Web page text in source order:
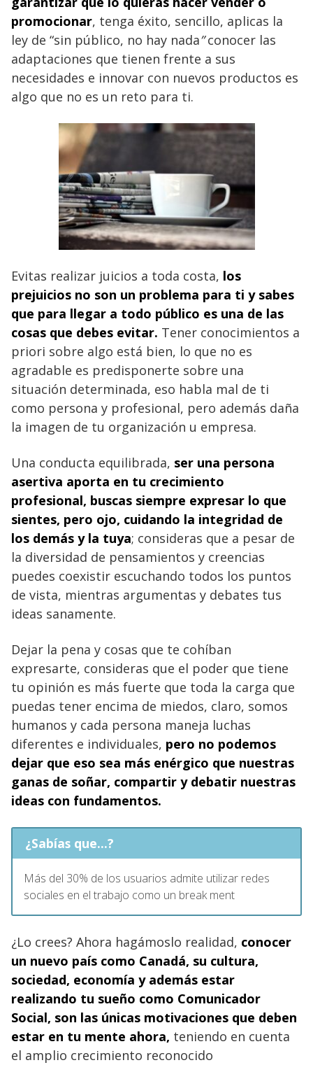
promocionar, tenga éxito, sencillo, aplicas la
ley de “sin público, no hay nada”conocer las
adaptaciones que tienen frente a sus
necesidades e innovar con nuevos productos es
algo que no es un reto para ti.
Evitas realizar juicios a toda costa, los
prejuicios no son un problema para ti y sabes
que para llegar a todo público es una de las
cosas que debes evitar. Tener conocimientos a
priori sobre algo está bien, lo que no es
agradable es predisponerte sobre una
situación determinada, eso habla mal de ti
como persona y profesional, pero además daña
la imagen de tu organización u empresa.
Una conducta equilibrada, ser una persona
asertiva aporta en tu crecimiento
profesional, buscas siempre expresar lo que
sientes, pero ojo, cuidando la integridad de
los demás y la tuya; consideras que a pesar de
la diversidad de pensamientos y creencias
puedes coexistir escuchando todos los puntos
de vista, mientras argumentas y debates tus
ideas sanamente.
Dejar la pena y cosas que te cohíban
expresarte, consideras que el poder que tiene
tu opinión es más fuerte que toda la carga que
puedas tener encima de miedos, claro, somos
humanos y cada persona maneja luchas
diferentes e individuales, pero no podemos
dejar que eso sea más enérgico que nuestras
ganas de soñar, compartir y debatir nuestras
ideas con fundamentos.
¿Sabías que...?
Más del 30% de los usuarios admite utilizar redes
sociales en el trabajo como un break ment
¿Lo crees? Ahora hagámoslo realidad, conocer
un nuevo país como Canadá, su cultura,
sociedad, economía y además estar
realizando tu sueño como Comunicador
Social, son las únicas motivaciones que deben
estar en tu mente ahora, teniendo en cuenta
el amplio crecimiento reconocido